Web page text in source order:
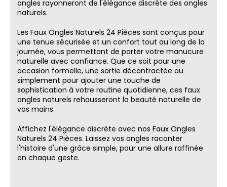
ongles rayonneront de l'élégance discrète des ongles
naturels.
Les Faux Ongles Naturels 24 Pièces sont conçus pour
une tenue sécurisée et un confort tout au long de la
journée, vous permettant de porter votre manucure
naturelle avec confiance. Que ce soit pour une
occasion formelle, une sortie décontractée ou
simplement pour ajouter une touche de
sophistication à votre routine quotidienne, ces faux
ongles naturels rehausseront la beauté naturelle de
vos mains.
Affichez l'élégance discrète avec nos Faux Ongles
Naturels 24 Pièces. Laissez vos ongles raconter
l'histoire d'une grâce simple, pour une allure raffinée
en chaque geste.